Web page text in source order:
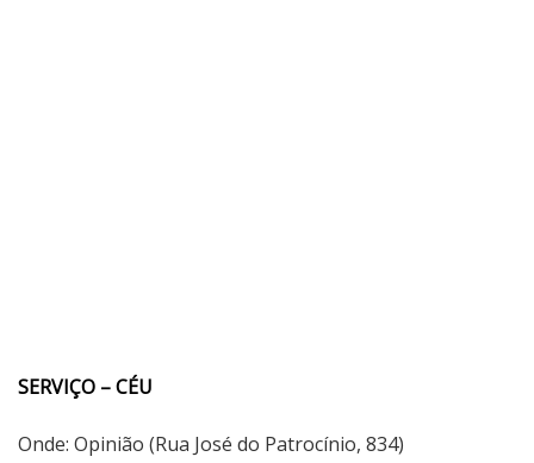
SERVIÇO – CÉU
Onde: Opinião (Rua José do Patrocínio, 834)